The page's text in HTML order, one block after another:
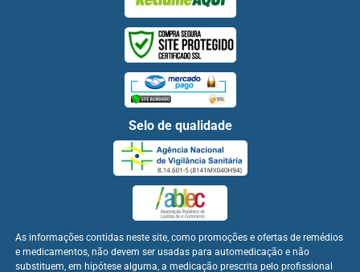
Selo de qualidade
As informações contidas neste site, como promoções e ofertas de remédios
e medicamentos, não devem ser usadas para automedicação e não
substituem, em hipótese alguma, a medicação prescrita pelo profissional